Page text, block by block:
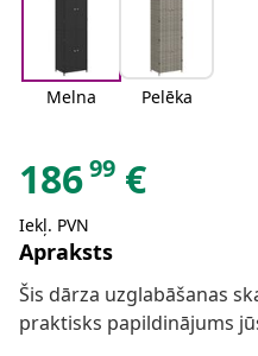
Melna Pelēka
18699 €
Iekļ. PVN
Apraksts
Šis dārza uzglabāšanas
praktisks papildinājums